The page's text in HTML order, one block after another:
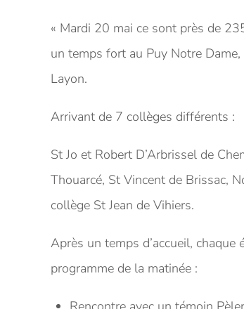
« Mardi 20 mai ce sont près de
un temps fort au Puy Notre
Layon.
Arrivant de 7 collèges différents :
St Jo et Robert D’Arbrissel de
Thouarcé, St Vincent de Brissac,
collège St Jean de Vihiers.
Après un temps d’accueil,
programme de la matinée :